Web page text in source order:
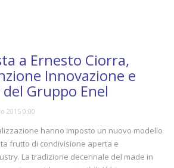
a Ernesto Ciorra,
Innovazione e
Gruppo Enel
2015 0:00
hanno imposto un nuovo modello
frutto di condivisione aperta e
La tradizione decennale del made in